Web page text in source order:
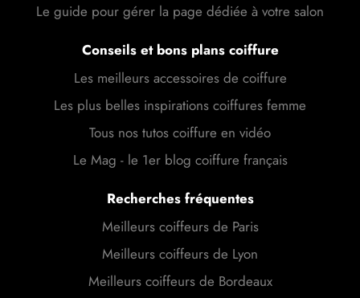
Le guide pour gérer la page dédiée à votre salon
Conseils et bons plans coiffure
Les meilleurs accessoires de coiffure
Les plus belles inspirations coiffures femme
Tous nos tutos coiffure en vidéo
Le Mag - le 1er blog coiffure français
Recherches fréquentes
Meilleurs coiffeurs de Paris
Meilleurs coiffeurs de Lyon
Meilleurs coiffeurs de Bordeaux